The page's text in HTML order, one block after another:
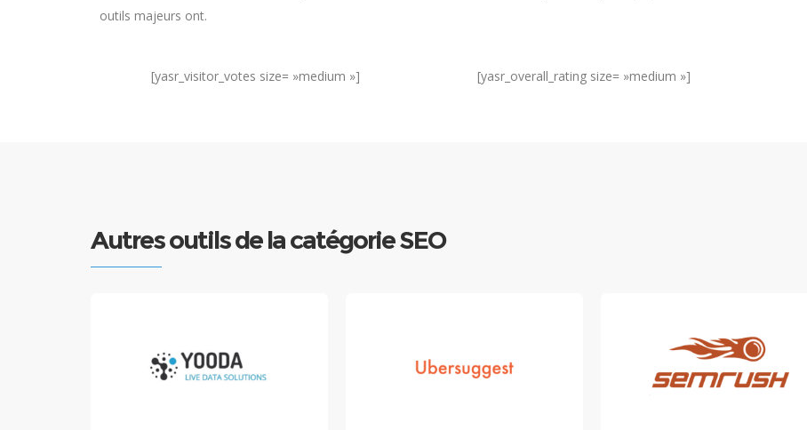
outils majeurs ont.
[yasr_visitor_votes size= »medium »] [yasr_overall_rating size= »medium »]
Autres outils de la catégorie SEO